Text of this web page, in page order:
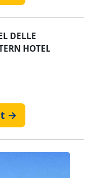
DELLE
HOTEL
→